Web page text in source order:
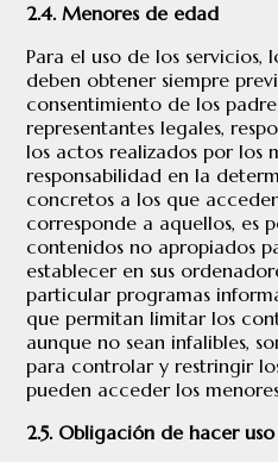
2.4. Menores de edad
Para el uso de los servicios,
deben obtener siempre
consentimiento de los
representantes legales,
los actos realizados por los
responsabilidad en la
concretos a los que
corresponde a aquellos, es
contenidos no apropiados
establecer en sus
particular programas
que permitan limitar los
aunque no sean infalibles,
para controlar y restringir
pueden acceder los
2.5. Obligación de hacer